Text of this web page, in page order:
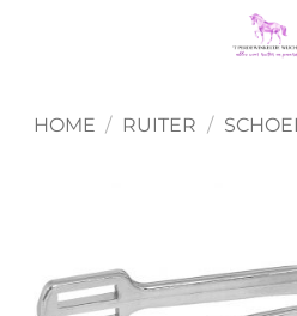
HOME / RUITER /